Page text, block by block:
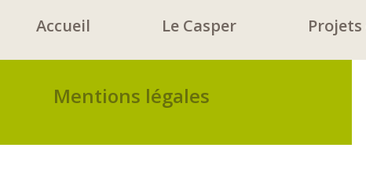
Accueil Le Casper Projets
Mentions légales